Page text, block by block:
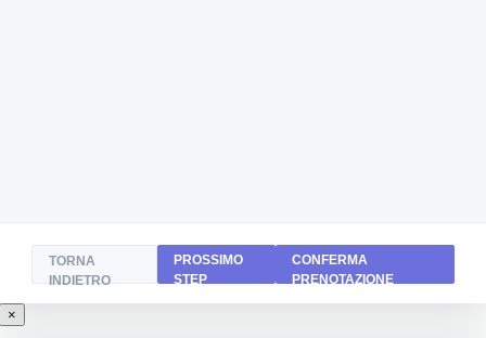
TORNA
INDIETRO
PROSSIMO
STEP
CONFERMA
PRENOTAZIONE
×